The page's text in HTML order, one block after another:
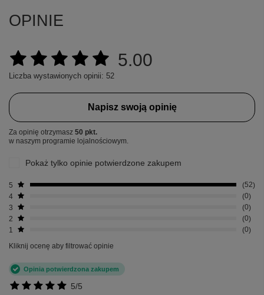
OPINIE
5.00
Liczba wystawionych opinii: 52
Napisz swoją opinię
Za opinię otrzymasz 50 pkt.
w naszym programie lojalnościowym.
Pokaż tylko opinie potwierdzone zakupem
5
52
4
0
3
0
2
0
1
0
Kliknij ocenę aby filtrować opinie
5/5
Opinia potwierdzona zakupem